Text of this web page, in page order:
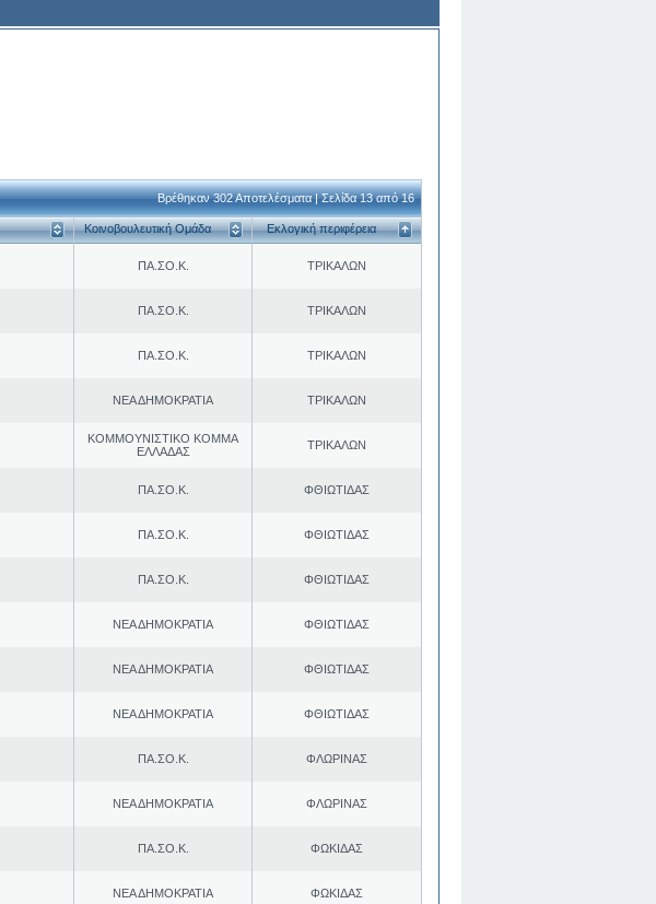
Βρέθηκαν 302 Αποτελέσματα | Σελίδα 13 από 16
Κοινοβουλευτική Ομάδα Εκλογική περιφέρεια
ΠΑ.ΣΟ.Κ. ΤΡΙΚΑΛΩΝ
ΠΑ.ΣΟ.Κ. ΤΡΙΚΑΛΩΝ
ΠΑ.ΣΟ.Κ. ΤΡΙΚΑΛΩΝ
ΝΕΑ ΔΗΜΟΚΡΑΤΙΑ ΤΡΙΚΑΛΩΝ
ΚΟΜΜΟΥΝΙΣΤΙΚΟ ΚΟΜΜΑ
ΕΛΛΑΔΑΣ
ΤΡΙΚΑΛΩΝ
ΠΑ.ΣΟ.Κ. ΦΘΙΩΤΙΔΑΣ
ΠΑ.ΣΟ.Κ. ΦΘΙΩΤΙΔΑΣ
ΠΑ.ΣΟ.Κ. ΦΘΙΩΤΙΔΑΣ
ΝΕΑ ΔΗΜΟΚΡΑΤΙΑ ΦΘΙΩΤΙΔΑΣ
ΝΕΑ ΔΗΜΟΚΡΑΤΙΑ ΦΘΙΩΤΙΔΑΣ
ΝΕΑ ΔΗΜΟΚΡΑΤΙΑ ΦΘΙΩΤΙΔΑΣ
ΠΑ.ΣΟ.Κ. ΦΛΩΡΙΝΑΣ
ΝΕΑ ΔΗΜΟΚΡΑΤΙΑ ΦΛΩΡΙΝΑΣ
ΠΑ.ΣΟ.Κ. ΦΩΚΙΔΑΣ
ΝΕΑ ΔΗΜΟΚΡΑΤΙΑ ΦΩΚΙΔΑΣ